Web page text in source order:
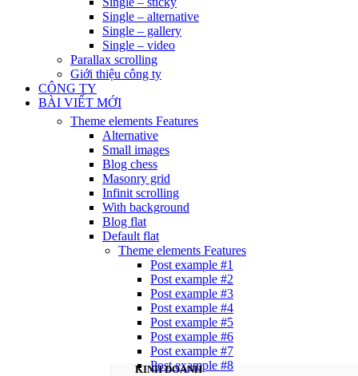
Single – alternative
Single – gallery
Single – video
Parallax scrolling
Giới thiệu công ty
CÔNG TY
BÀI VIẾT MỚI
Theme elements Features
Alternative
Small images
Blog chess
Masonry grid
Infinit scrolling
With background
Blog flat
Default flat
Theme elements Features
Post example #1
Post example #2
Post example #3
Post example #4
Post example #5
Post example #6
Post example #7
Post example #8
KINH DOANH